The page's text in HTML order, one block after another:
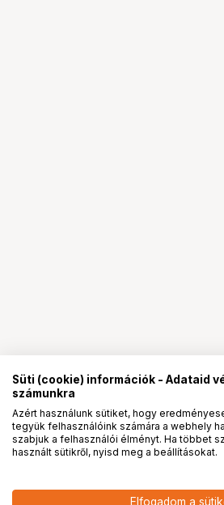
PROpartnerségek
Süti (cookie) információk - Adataid
számunkra
Azért használunk sütiket, hogy
tegyük felhasználóink számára a webhely
szabjuk a felhasználói élményt. Ha többet
használt sütikről, nyisd meg a beállításokat.
Elfogadom a